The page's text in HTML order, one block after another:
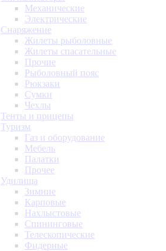
Механические
Электрические
Снаряжение
Жилеты рыболовные
Жилеты спасательные
Прочие
Рыболовный пояс
Рюкзаки
Сумки
Чехлы
Тенты и прицепы
Туризм
Газ и оборудование
Мебель
Палатки
Прочее
Удилища
Зимние
Карповые
Нахлыстовые
Спининговые
Телескопические
Фидерные